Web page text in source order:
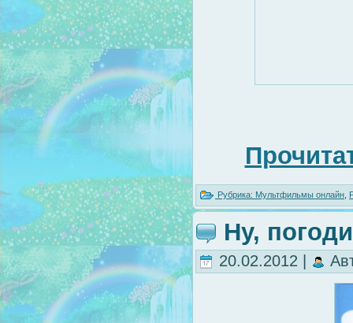
Рубрика: Мультфильмы онлайн
Ну,
20.02.2012 |